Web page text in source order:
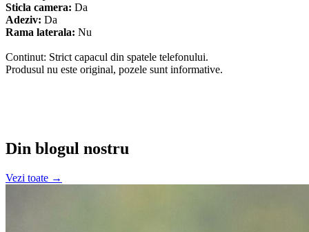
Sticla camera: Da
Adeziv: Da
Rama laterala: Nu
Continut: Strict capacul din spatele telefonului.
Produsul nu este original, pozele sunt informative.
Din blogul nostru
Vezi toate →